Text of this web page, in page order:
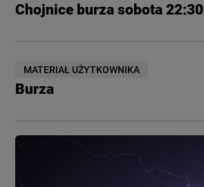
Chojnice burza sobota 22:30
MATERIAŁ UŻYTKOWNIKA
Burza